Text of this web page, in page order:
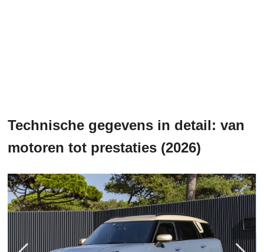
Technische gegevens in detail: van
motoren tot prestaties (2026)